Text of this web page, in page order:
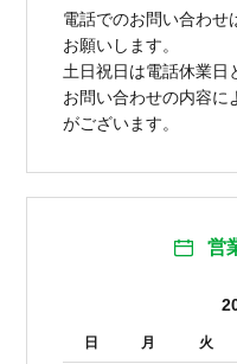
電話でのお問い合わせ
お願いします。
土日祝日は電話休業日
お問い合わせの内容に
がございます。
営
日 月 火